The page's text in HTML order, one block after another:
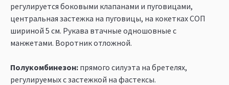
регулируется боковыми клапанами и пуговицами,
центральная застежка на пуговицы, на кокетках СОП
шириной 5 см. Рукава втачные одношовные с
манжетами. Воротник отложной.
Полукомбинезон: прямого силуэта на бретелях,
регулируемых с застежкой на фастексы.